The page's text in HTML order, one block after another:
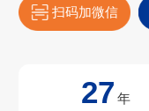
扫码加微信
27 年